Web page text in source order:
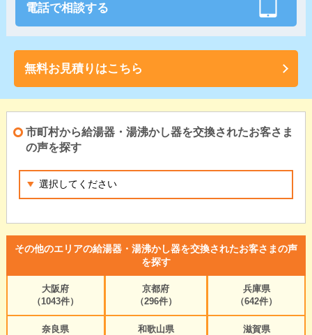
電話で相談する
無料お見積りはこちら
市町村から給湯器・湯沸かし器を交換されたお客さま
の声を探す
その他のエリアの給湯器・湯沸かし器を交換されたお客さまの声
を探す
大阪府
（1043件）
京都府
（296件）
兵庫県
（642件）
奈良県
和歌山県
滋賀県